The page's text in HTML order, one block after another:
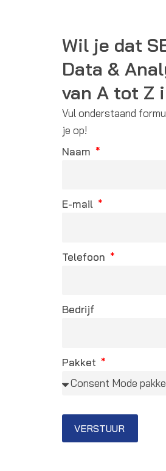
Wil je dat
Data &
van A tot Z
Vul onderstaand
je op!
Naam
E-mail
Telefoon
Bedrijf
Pakket
VERSTUUR